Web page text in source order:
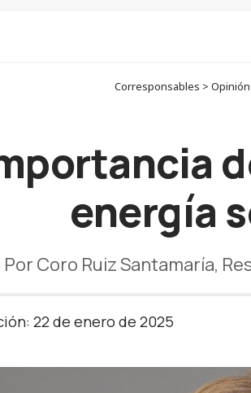
Corresponsables >
energía
Por Coro Ruiz Santamaría,
22 de enero de 2025